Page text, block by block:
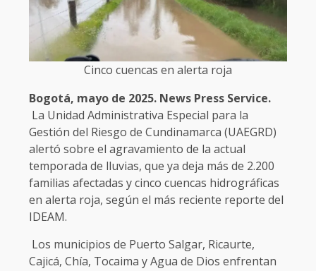
Cinco cuencas en alerta roja
Bogotá, mayo de 2025. News Press Service.
La Unidad Administrativa Especial para la
Gestión del Riesgo de Cundinamarca (UAEGRD)
alertó sobre el agravamiento de la actual
temporada de lluvias, que ya deja más de 2.200
familias afectadas y cinco cuencas hidrográficas
en alerta roja, según el más reciente reporte del
IDEAM.
Los municipios de Puerto Salgar, Ricaurte,
Cajicá, Chía, Tocaima y Agua de Dios enfrentan